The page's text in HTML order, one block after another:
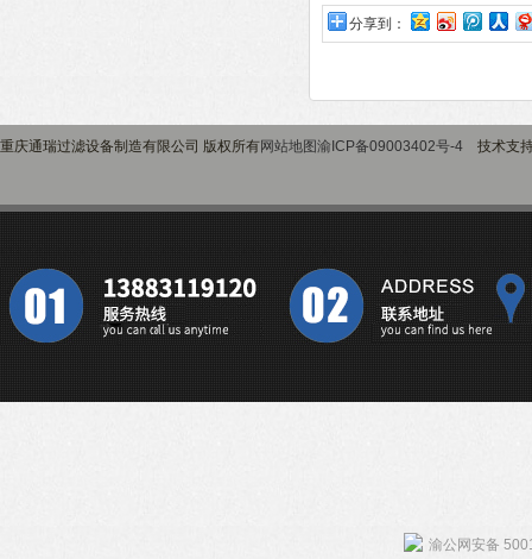
分享到：
重庆通瑞过滤设备制造有限公司 版权所有网站地图渝ICP备09003402号-4 技术支
渝公网安备